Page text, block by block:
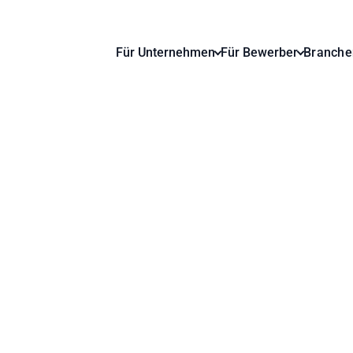
Für Unternehmen Für Bewerber